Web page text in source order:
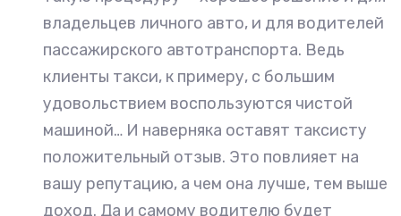
владельцев личного авто, и для водителей
пассажирского автотранспорта. Ведь
клиенты такси, к примеру, с большим
удовольствием воспользуются чистой
машиной… И наверняка оставят таксисту
положительный отзыв. Это повлияет на
вашу репутацию, а чем она лучше, тем выше
доход. Да и самому водителю будет